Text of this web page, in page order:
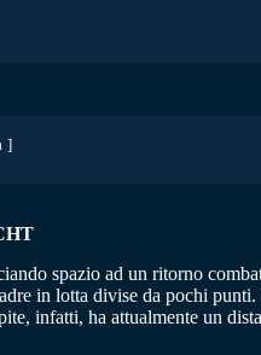
spazio ad un ritorno
in lotta divise da pochi
infatti, ha attualmente un